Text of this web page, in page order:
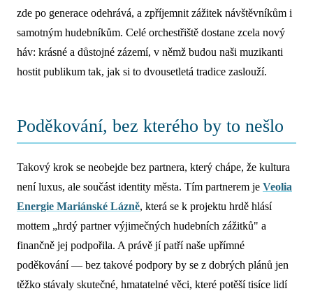
zde po generace odehrává, a zpříjemnit zážitek návštěvníkům i
samotným hudebníkům. Celé orchestřiště dostane zcela nový
háv: krásné a důstojné zázemí, v němž budou naši muzikanti
hostit publikum tak, jak si to dvousetletá tradice zaslouží.
Poděkování, bez kterého by to nešlo
Takový krok se neobejde bez partnera, který chápe, že kultura
není luxus, ale součást identity města. Tím partnerem je Veolia
Energie Mariánské Lázně, která se k projektu hrdě hlásí
mottem „hrdý partner výjimečných hudebních zážitků" a
finančně jej podpořila. A právě jí patří naše upřímné
poděkování — bez takové podpory by se z dobrých plánů jen
těžko stávaly skutečné, hmatatelné věci, které potěší tisíce lidí